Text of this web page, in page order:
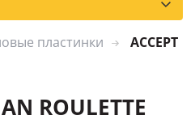
пластинки
ACCEPT
ROULETTE